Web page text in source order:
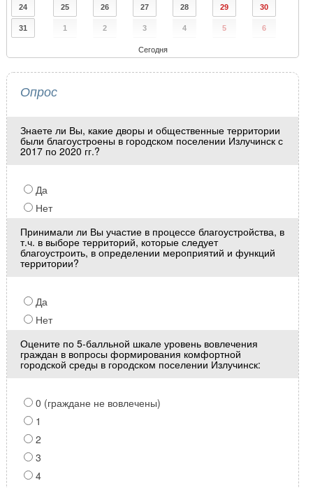
24 25 26 27 28 29 30
31 1 2 3 4 5 6
Сегодня
Опрос
Знаете ли Вы, какие дворы и общественные территории
были благоустроены в городском поселении Излучинск с
2017 по 2020 гг.?
Да
Нет
Принимали ли Вы участие в процессе благоустройства, в
т.ч. в выборе территорий, которые следует
благоустроить, в определении мероприятий и функций
территории?
Да
Нет
Оцените по 5-балльной шкале уровень вовлечения
граждан в вопросы формирования комфортной
городской среды в городском поселении Излучинск:
0 (граждане не вовлечены)
1
2
3
4